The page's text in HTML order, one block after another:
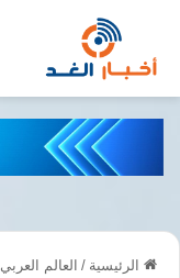
الرئيسية / العالم العربي